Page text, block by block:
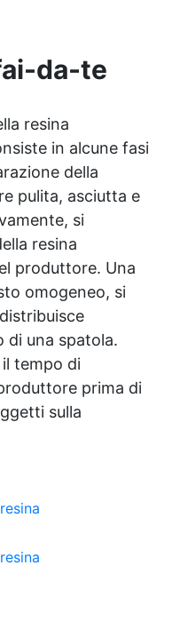
liscia e lucida,
con Olio
Osmo. ✅ Ideale
anche per
da-te
resina
in alcune fasi
della
pulita, asciutta e
si
resina
produttore. Una
omogeneo, si
di una spatola.
tempo di
prima di
sulla